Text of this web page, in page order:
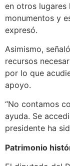
en otros lugares
monumentos y
expresó.
Asimismo,
recursos
por lo que
apoyo.
“No contamos
ayuda. Se
presidente ha
Patrimonio